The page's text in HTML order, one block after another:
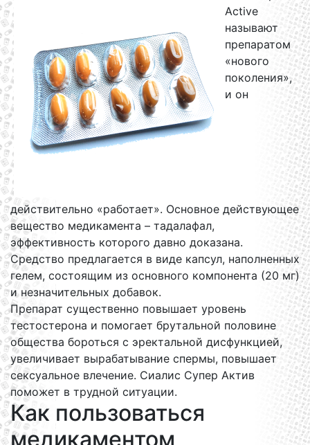
Active
называют
препаратом
«нового
поколения»,
и он
действительно «работает». Основное действующее
вещество медикамента – тадалафал,
эффективность которого давно доказана.
Средство предлагается в виде капсул, наполненных
гелем, состоящим из основного компонента (20 мг)
и незначительных добавок.
Препарат существенно повышает уровень
тестостерона и помогает брутальной половине
общества бороться с эректальной дисфункцией,
увеличивает вырабатывание спермы, повышает
сексуальное влечение. Сиалис Супер Актив
поможет в трудной ситуации.
Как пользоваться
медикаментом